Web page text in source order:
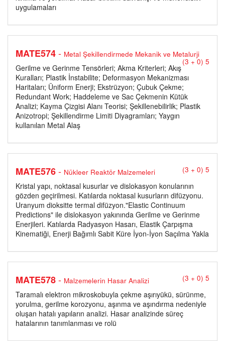
uygulamaları
MATE574- Metal Şekillendirmede Mekanik ve Metalurji
(3 + 0) 5
Gerilme ve Gerinme Tensörleri; Akma Kriterleri; Akış
Kuralları; Plastik İnstabilite; Deformasyon Mekanizması
Haritaları; Üniform Enerji; Ekstrüzyon; Çubuk Çekme;
Redundant Work; Haddeleme ve Sac Çekmenin Kütük
Analizi; Kayma Çizgisi Alanı Teorisi; Şekillenebilirlik; Plastik
Anizotropi; Şekillendirme Limiti Diyagramları; Yaygın
kullanılan Metal Alaş
MATE576- Nükleer Reaktör Malzemeleri (3 + 0) 5
Kristal yapı, noktasal kusurlar ve dislokasyon konularının
gözden geçirilmesi. Katılarda noktasal kusurların difüzyonu.
Uranyum dioksitte termal difüzyon."Elastic Continuum
Predictions" ile dislokasyon yakınında Gerilme ve Gerinme
Enerjileri. Katılarda Radyasyon Hasarı, Elastik Çarpışma
Kinematiği, Enerji Bağımlı Sabit Küre İyon-İyon Saçılma Yakla
MATE578- Malzemelerin Hasar Analizi (3 + 0) 5
Taramalı elektron mikroskobuyla çekme aşırıyükü, sürünme,
yorulma, gerilme korozyonu, aşınma ve aşındırma nedeniyle
oluşan hatalı yapıların analizi. Hasar analizinde süreç
hatalarının tanımlanması ve rolü